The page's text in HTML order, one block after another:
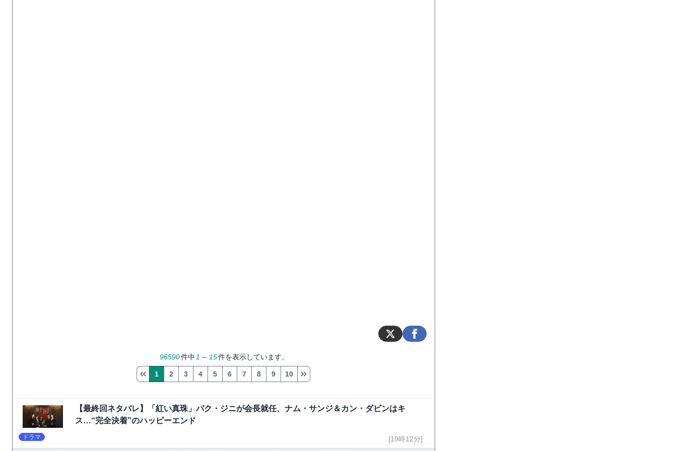
96590件中 1 ～ 15件を表示しています。
1 2 3 4 5 6 7 8 9 10
【最終回ネタバレ】「紅い真珠」パク・ジニが会長就任、ナム・サンジ＆カン・ダビンはキ
ス…“完全決着”のハッピーエンド
ドラマ [19時12分]